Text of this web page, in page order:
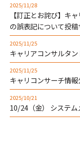
2025/11/28
【訂正とお詫び】キ
の誤表記について投
2025/11/25
キャリアコンサルタ
2025/11/25
キャリコンサーチ情
2025/10/21
10/24（金） システ